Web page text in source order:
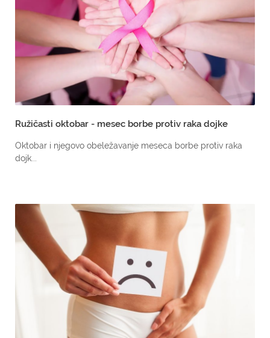
Ružičasti oktobar - mesec borbe protiv raka dojke
Oktobar i njegovo obeležavanje meseca borbe protiv raka
dojk...